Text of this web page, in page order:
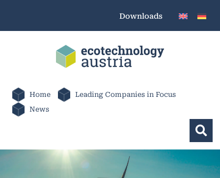
Downloads
Home
Leading Companies in Focus
News